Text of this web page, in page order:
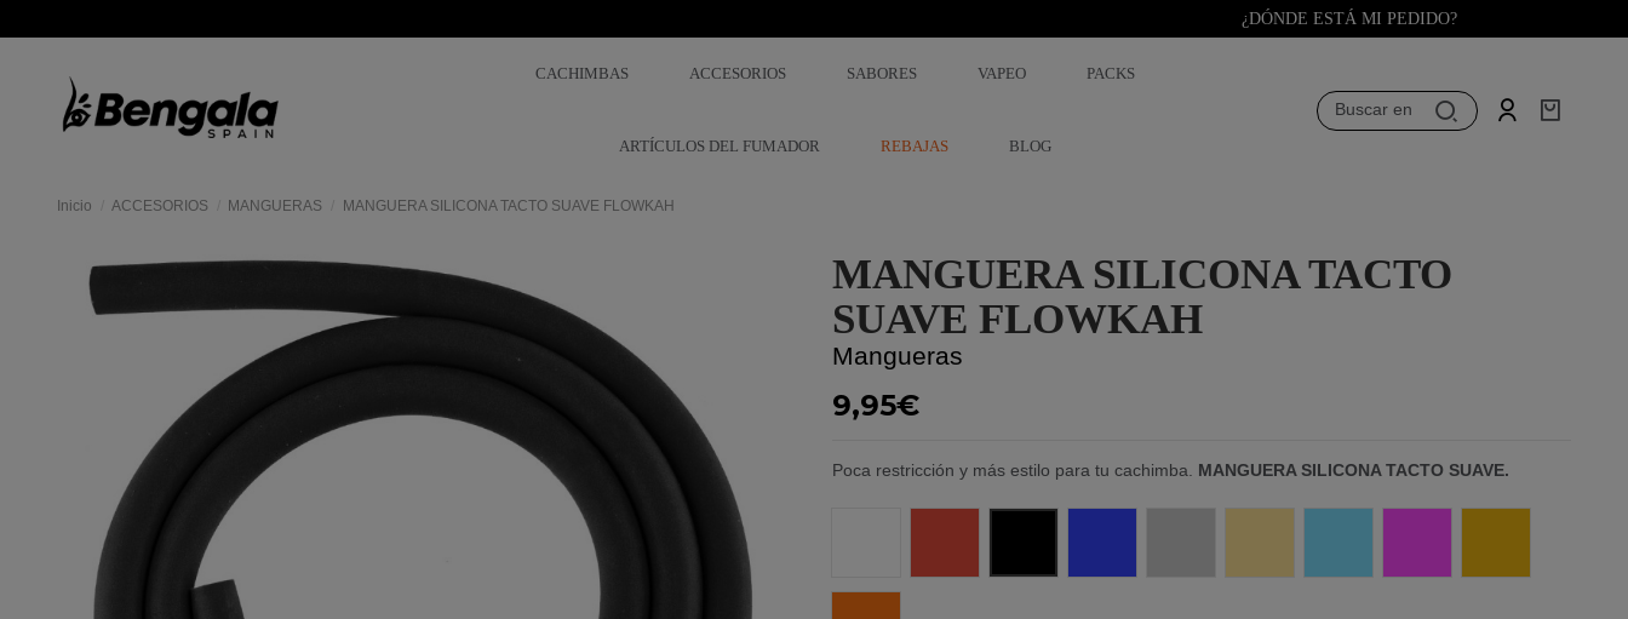
¿DÓNDE ESTÁ MI PEDIDO?
CACHIMBAS ACCESORIOS SABORES VAPEO PACKS
ARTÍCULOS DEL FUMADOR REBAJAS BLOG
Buscar en
Inicio ACCESORIOS MANGUERAS MANGUERA SILICONA TACTO SUAVE FLOWKAH
MANGUERA SILICONA TACTO
SUAVE FLOWKAH
Mangueras
9,95€
Poca restricción y más estilo para tu cachimba. MANGUERA SILICONA TACTO SUAVE.